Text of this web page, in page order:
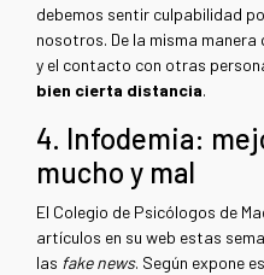
debemos sentir culpabilidad
nosotros. De la misma
y el contacto con otras
bien cierta distancia.
4. Infodemia:
mucho y mal
El Colegio de Psicólogos de
artículos en su web estas
las fake news. Según expone